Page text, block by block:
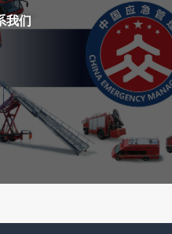
我们